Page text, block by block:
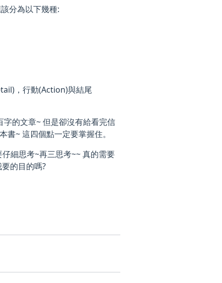
分為以下幾種:
，行動(Action)與結尾
的文章~ 但是卻沒有給看完信
~ 這四個點一定要掌握住。
細思考~再三思考~~ 真的需要
的目的嗎?